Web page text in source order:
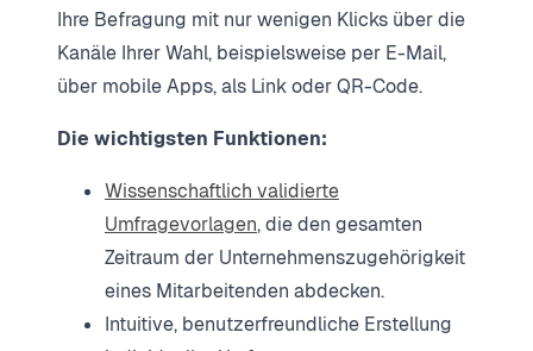
Ihre Befragung mit nur wenigen Klicks über die
Kanäle Ihrer Wahl, beispielsweise per E-Mail,
über mobile Apps, als Link oder QR-Code.
Die wichtigsten Funktionen:
Wissenschaftlich validierte
Umfragevorlagen, die den gesamten
Zeitraum der Unternehmenszugehörigkeit
eines Mitarbeitenden abdecken.
Intuitive, benutzerfreundliche Erstellung